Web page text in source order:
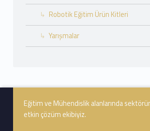
Robotik Eğitim Ürün Kitleri
Yarışmalar
Footer info sidebar
Eğitim ve Mühendislik alanlarında
etkin çözüm ekibiyiz.